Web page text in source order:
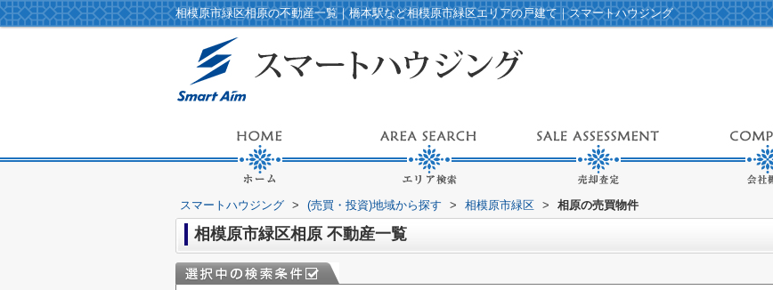
相模原市緑区相原の不動産一覧｜橋本駅など相模原市緑区エリアの戸建て｜スマートハウジング
スマートハウジング > (売買・投資)地域から探す > 相模原市緑区 > 相原の売買物件
相模原市緑区相原 不動産一覧